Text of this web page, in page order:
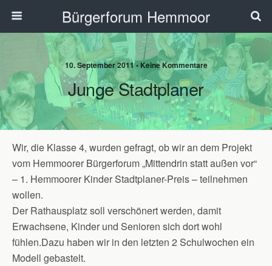
Bürgerforum Hemmoor
10. September 2011 • Keine Kommentare
Junge Stadtplaner
Wir, die Klasse 4, wurden gefragt, ob wir an dem Projekt
vom Hemmoorer Bürgerforum „Mittendrin statt außen vor“
– 1. Hemmoorer Kinder Stadtplaner-Preis – teilnehmen
wollen.
Der Rathausplatz soll verschönert werden, damit
Erwachsene, Kinder und Senioren sich dort wohl
fühlen.Dazu haben wir in den letzten 2 Schulwochen ein
Modell gebastelt.